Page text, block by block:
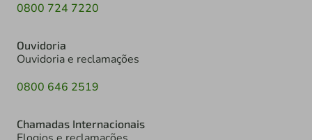
0800 724 7220
Ouvidoria
Ouvidoria e reclamações
0800 646 2519
Chamadas Internacionais